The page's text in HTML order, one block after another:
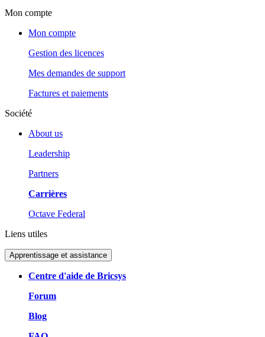
Mon compte
Mon compte
Gestion des licences
Mes demandes de support
Factures et paiements
Société
About us
Leadership
Partners
Carrières
Octave Federal
Liens utiles
Apprentissage et assistance
Centre d'aide de Bricsys
Forum
Blog